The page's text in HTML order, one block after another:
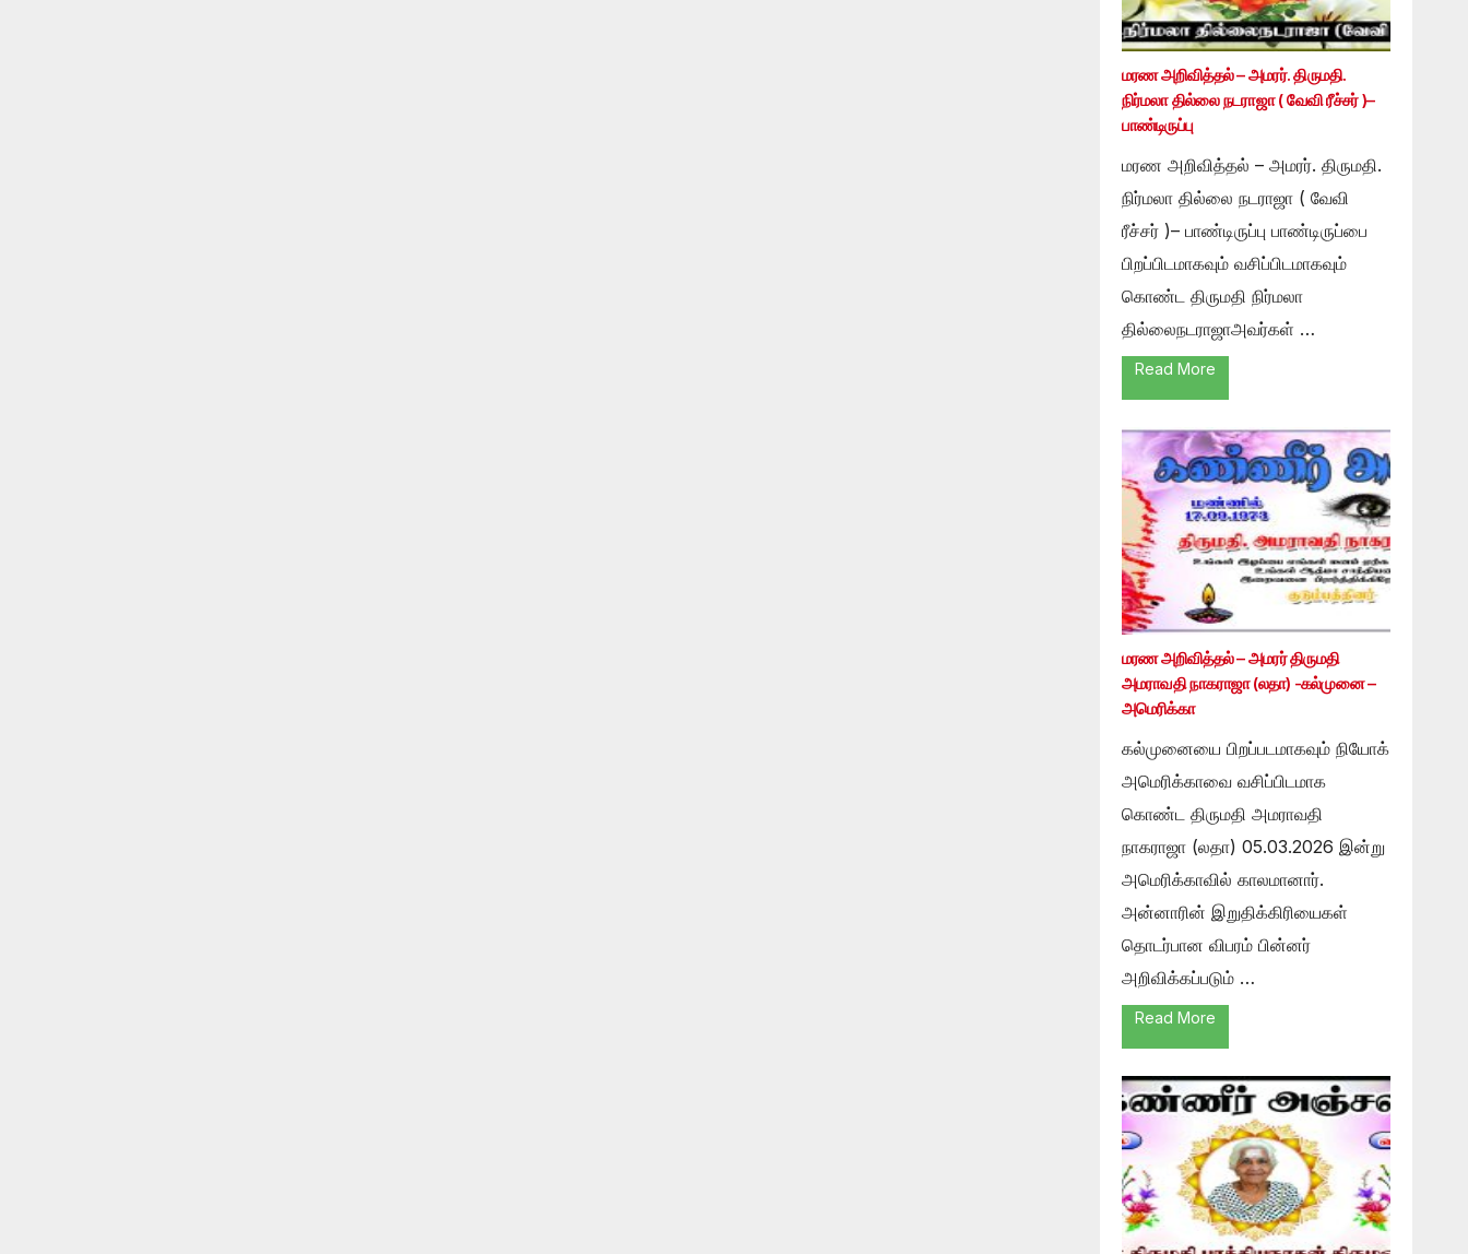
மரண அறிவித்தல் – அமரர். திருமதி.
நிர்மலா தில்லை நடராஜா ( வேவி ரீச்சர் )–
பாண்டிருப்பு
மரண அறிவித்தல் – அமரர். திருமதி.
நிர்மலா தில்லை நடராஜா ( வேவி
ரீச்சர் )– பாண்டிருப்பு பாண்டிருப்பை
பிறப்பிடமாகவும் வசிப்பிடமாகவும்
கொண்ட திருமதி நிர்மலா
தில்லைநடராஜாஅவர்கள் …
Read More
மரண அறிவித்தல் – அமரர் திருமதி
அமராவதி நாகராஜா (லதா) -கல்முனை –
அமெரிக்கா
கல்முனையை பிறப்படமாகவும் நியோக்
அமெரிக்காவை வசிப்பிடமாக
கொண்ட திருமதி அமராவதி
நாகராஜா (லதா) 05.03.2026 இன்று
அமெரிக்காவில் காலமானார்.
அன்னாரின் இறுதிக்கிரியைகள்
தொடர்பான விபரம் பின்னர்
அறிவிக்கப்படும் …
Read More